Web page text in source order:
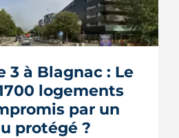
3 à Blagnac : Le
logements
par un
protégé ?